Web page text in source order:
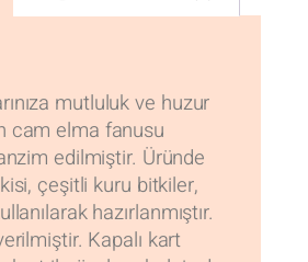
mutluluk ve huzur
cam elma fanusu
edilmiştir. Üründe
çeşitli kuru bitkiler,
hazırlanmıştır.
Kapalı kart